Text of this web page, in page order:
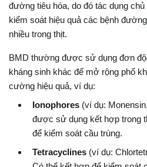
đường tiêu hóa, do đó tác dụng
kiểm soát hiệu quả các bệnh
nhiều trong thịt.
BMD thường được sử dụng đơn
kháng sinh khác để mở rộng phổ
cường hiệu quả, ví dụ:
Ionophores (ví dụ:
được sử dụng kết hợp trong
để kiểm soát cầu trùng.
Tetracyclines (ví dụ: